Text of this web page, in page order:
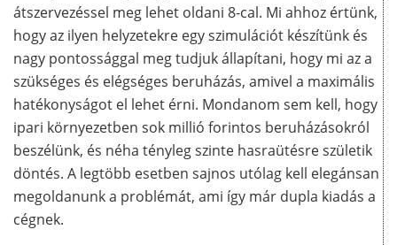
átszervezéssel meg lehet oldani 8-cal. Mi ahhoz értünk,
hogy az ilyen helyzetekre egy szimulációt készítünk és
nagy pontossággal meg tudjuk állapítani, hogy mi az a
szükséges és elégséges beruházás, amivel a maximális
hatékonyságot el lehet érni. Mondanom sem kell, hogy
ipari környezetben sok millió forintos beruházásokról
beszélünk, és néha tényleg szinte hasraütésre születik
döntés. A legtöbb esetben sajnos utólag kell elegánsan
megoldanunk a problémát, ami így már dupla kiadás a
cégnek.